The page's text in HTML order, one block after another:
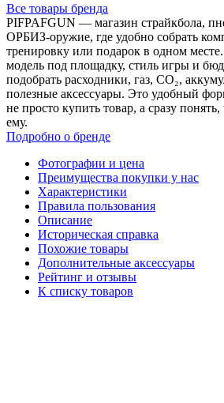
Все товары бренда
PIFPAFGUN — магазин страйкбола,
ОРБИЗ-оружие, где удобно собрать
тренировку или подарок в одном
модель под площадку, стиль игры и
подобрать расходники, газ, CO₂,
полезные аксессуары. Это удобный
не просто купить товар, а сразу
ему.
Подробно о бренде
Фотографии и цена
Преимущества покупки у нас
Характеристики
Правила пользования
Описание
Историческая справка
Похожие товары
Дополнительные аксессуары
Рейтинг и отзывы
К списку товаров